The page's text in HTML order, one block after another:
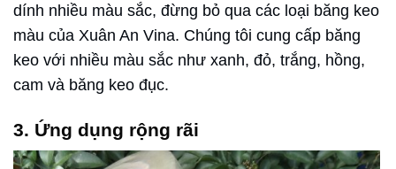
dính nhiều màu sắc, đừng bỏ qua các loại băng keo
màu của Xuân An Vina. Chúng tôi cung cấp băng
keo với nhiều màu sắc như xanh, đỏ, trắng, hồng,
cam và băng keo đục.
3. Ứng dụng rộng rãi